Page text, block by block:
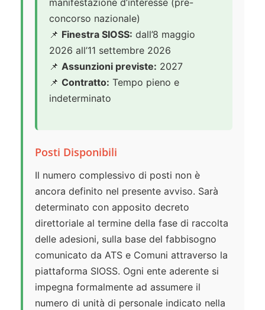
manifestazione d’interesse (pre-
concorso nazionale)
📌 Finestra SIOSS: dall’8 maggio
2026 all’11 settembre 2026
📌 Assunzioni previste: 2027
📌 Contratto: Tempo pieno e
indeterminato
Posti Disponibili
Il numero complessivo di posti non è
ancora definito nel presente avviso. Sarà
determinato con apposito decreto
direttoriale al termine della fase di raccolta
delle adesioni, sulla base del fabbisogno
comunicato da ATS e Comuni attraverso la
piattaforma SIOSS. Ogni ente aderente si
impegna formalmente ad assumere il
numero di unità di personale indicato nella